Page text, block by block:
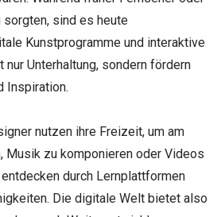
sorgten, sind es heute
Kunstprogramme und interaktive
Unterhaltung, sondern fördern
Inspiration.
nutzen ihre Freizeit, um am
Musik zu komponieren oder Videos
durch Lernplattformen
Die digitale Welt bietet also